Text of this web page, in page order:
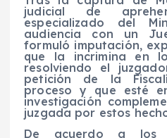
judicial de
especializado del
audiencia con un
formuló imputación,
que la incrimina en
resolviendo el
petición de la
proceso y que esté
investigación
juzgada por estos
De acuerdo a los